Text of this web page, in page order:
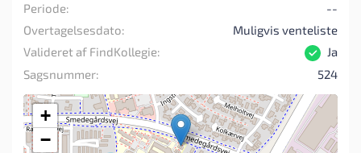
Periode:
--
Overtagelsesdato:
Muligvis venteliste
Valideret af FindKollegie:
Ja
Sagsnummer:
524
+
−